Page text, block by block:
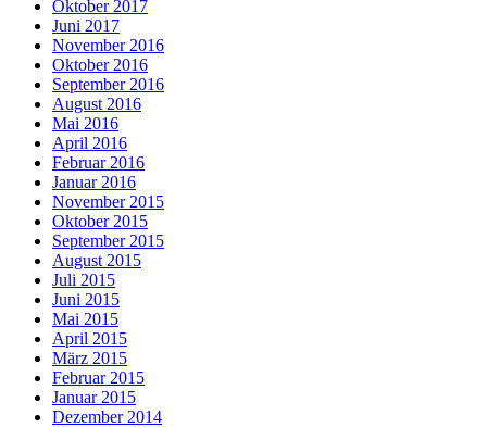
Oktober 2017
Juni 2017
November 2016
Oktober 2016
September 2016
August 2016
Mai 2016
April 2016
Februar 2016
Januar 2016
November 2015
Oktober 2015
September 2015
August 2015
Juli 2015
Juni 2015
Mai 2015
April 2015
März 2015
Februar 2015
Januar 2015
Dezember 2014